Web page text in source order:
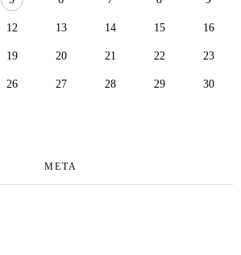
12 13 14 15 16
19 20 21 22 23
26 27 28 29 30
META